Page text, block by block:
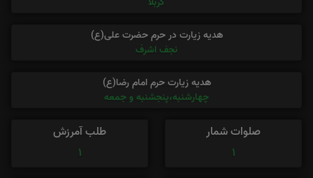
هدیه زیارت در حرم حضرت علی(ع)
نجف اشرف
هدیه زیارت حرم امام رضا(ع)
چهارشنبه،پنجشنبه و جمعه
صلوات شمار
1
طلب آمرزش
1